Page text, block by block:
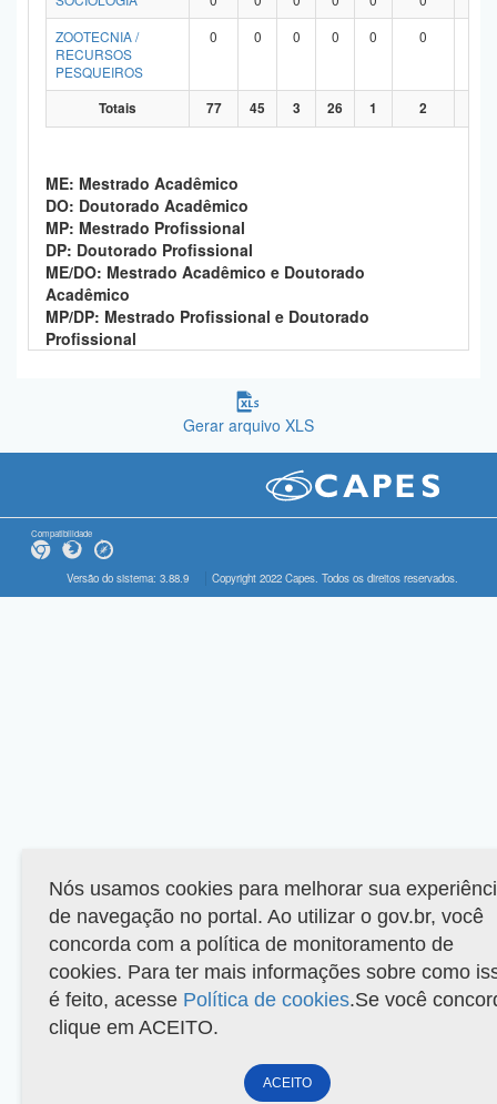
ZOOTECNIA /
RECURSOS
PESQUEIROS
0 0 0 0 0 0
Totais 77 45 3 26 1 2
ME: Mestrado Acadêmico
DO: Doutorado Acadêmico
MP: Mestrado Profissional
DP: Doutorado Profissional
ME/DO: Mestrado Acadêmico e Doutorado
Acadêmico
MP/DP: Mestrado Profissional e Doutorado
Profissional
Gerar arquivo XLS
Compatibilidade
Versão do sistema: 3.88.9 Copyright 2022 Capes. Todos os direitos reservados.
Nós usamos cookies para melhorar sua
de navegação no portal. Ao utilizar o gov.br, você
concorda com a política de monitoramento de
cookies. Para ter mais informações sobre como
é feito, acesse Política de cookies.Se você
clique em ACEITO.
ACEITO